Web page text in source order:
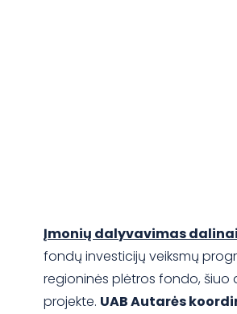
Įmonių dalyvavimas
fondų investicijų veiksmų
regioninės plėtros fondo, šiuo
projekte. UAB Autarės